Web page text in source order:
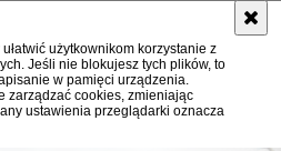
użytkownikom korzystanie z
Jeśli nie blokujesz tych plików, to
w pamięci urządzenia.
zarządzać cookies, zmieniając
ustawienia przeglądarki oznacza